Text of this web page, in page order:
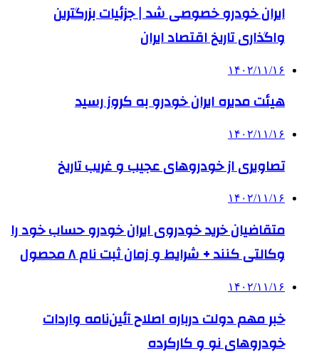
ایران خودرو خصوصی شد | جزئیات بزرگترین
واگذاری تاریخ اقتصاد ایران
۱۴۰۲/۱۱/۱۶
هیئت مدیره ایران خودرو به کروز رسید
۱۴۰۲/۱۱/۱۶
تصاویری از خودروهای عجیب و غریب تاریخ
۱۴۰۲/۱۱/۱۶
متقاضیان خرید خودروی ایران خودرو حساب خود را
وکالتی کنند + شرایط و زمان ثبت نام ۸ محصول
۱۴۰۲/۱۱/۱۶
خبر مهم دولت درباره اصلاح آئین‌نامه واردات
خودروهای نو و کارکرده